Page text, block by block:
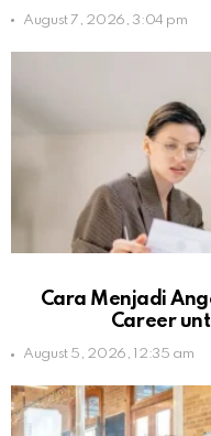
August 7, 2026, 3:04 pm
Cara Menjadi
Career
August 5, 2026, 12:35 am